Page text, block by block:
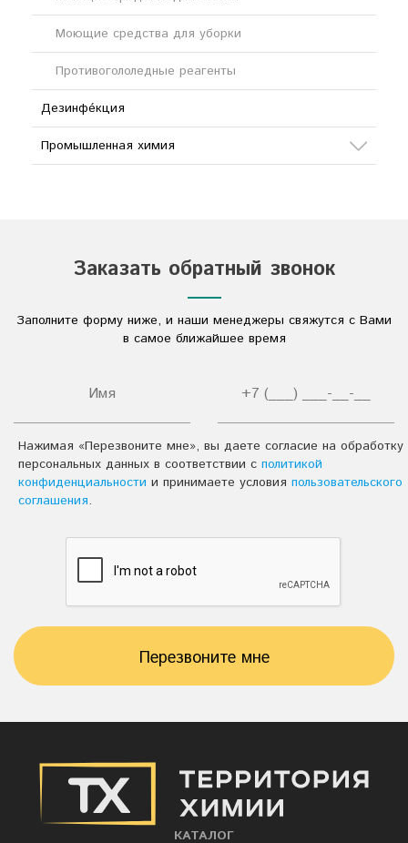
Моющие средства для уборки
Противогололедные реагенты
Дезинфе́кция
Промышленная химия
Соли
Дезинфицирующие средства
Другое
Заказать обратный звонок
Заполните форму ниже, и наши менеджеры свяжутся с Вами
в самое ближайшее время
Нажимая «Перезвоните мне», вы даете согласие на обработку
персональных данных в соответствии с политикой
конфиденциальности и принимаете условия пользовательского
соглашения.
Перезвоните мне
КАТАЛОГ